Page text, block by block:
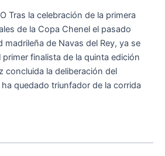
Tras la celebración de la primera
de la Copa Chenel el pasado
madrileña de Navas del Rey, ya se
finalista de la quinta edición
concluida la deliberación del
quedado triunfador de la corrida